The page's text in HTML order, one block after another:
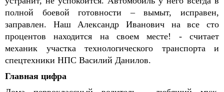
полной боевой готовности – вымыт, исправен,
заправлен. Наш Александр Иванович на все сто
процентов находится на своем месте! - считает
механик участка технологического транспорта и
спецтехники НПС Василий Данилов.
Главная цифра